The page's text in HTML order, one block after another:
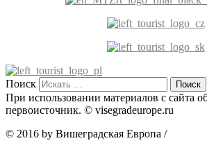
Поиск
При использовании материалов с сайта
первоисточник. © visegradeurope.ru
© 2016 by Вишеградская Европа /